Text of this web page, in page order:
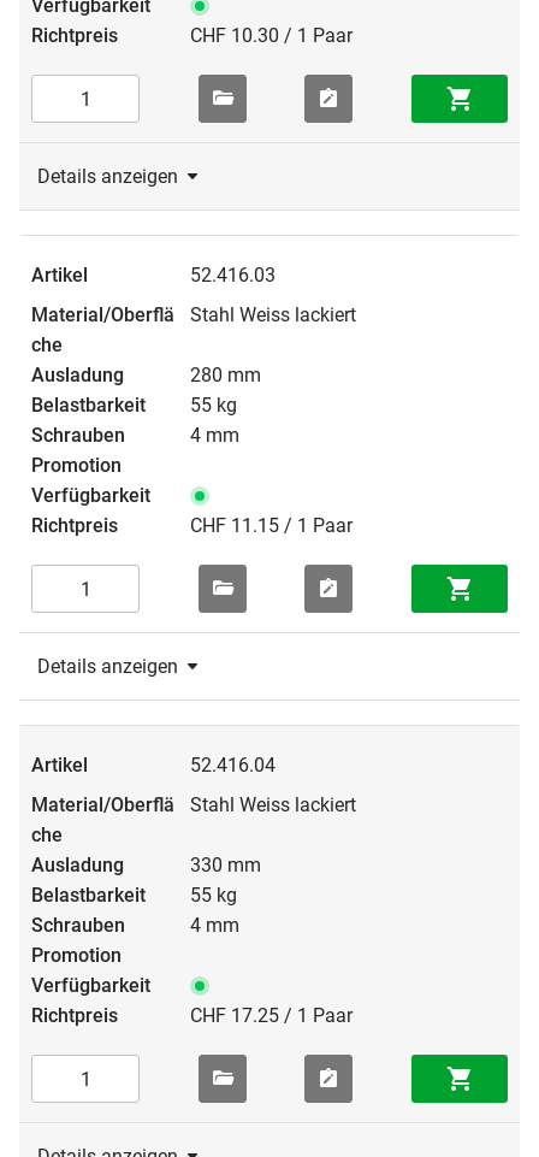
CHF 10.30 / 1 Paar
Details anzeigen
52.416.03
Stahl Weiss lackiert
280 mm
55 kg
4 mm
CHF 11.15 / 1 Paar
Details anzeigen
52.416.04
Stahl Weiss lackiert
330 mm
55 kg
4 mm
CHF 17.25 / 1 Paar